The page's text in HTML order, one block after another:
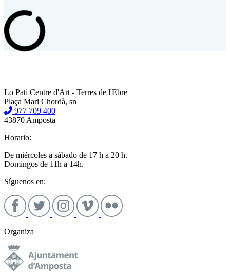
Lo Pati Centre d'Art - Terres de l'Ebre
Plaça Mari Chordà, sn
977 709 400
43870 Amposta
Horario:
De miércoles a sábado de 17 h a 20 h.
Domingos de 11h a 14h.
Síguenos en:
Organiza